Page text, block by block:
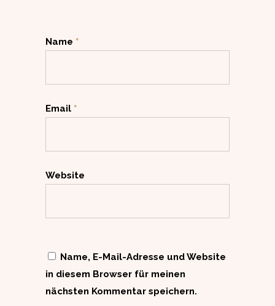
Name *
Email *
Website
Name, E-Mail-Adresse und Website
in diesem Browser für meinen
nächsten Kommentar speichern.